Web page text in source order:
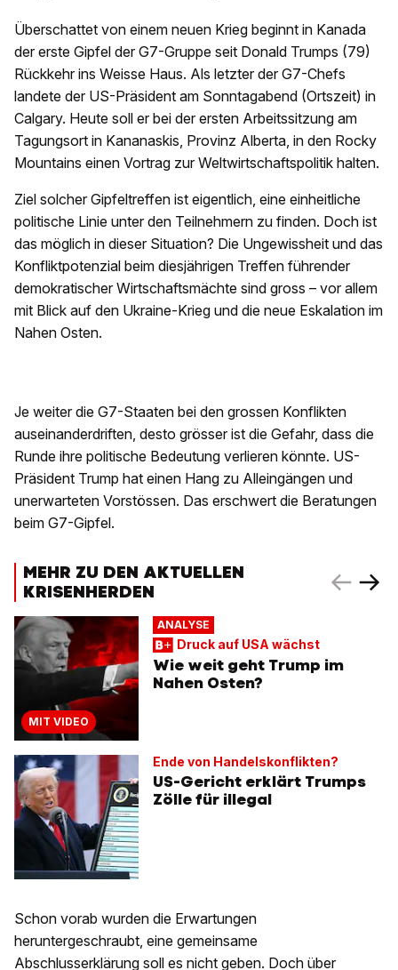
Überschattet von einem neuen Krieg beginnt in Kanada
der erste Gipfel der G7-Gruppe seit Donald Trumps (79)
Rückkehr ins Weisse Haus. Als letzter der G7-Chefs
landete der US-Präsident am Sonntagabend (Ortszeit) in
Calgary. Heute soll er bei der ersten Arbeitssitzung am
Tagungsort in Kananaskis, Provinz Alberta, in den Rocky
Mountains einen Vortrag zur Weltwirtschaftspolitik halten.
Ziel solcher Gipfeltreffen ist eigentlich, eine einheitliche
politische Linie unter den Teilnehmern zu finden. Doch ist
das möglich in dieser Situation? Die Ungewissheit und das
Konfliktpotenzial beim diesjährigen Treffen führender
demokratischer Wirtschaftsmächte sind gross – vor allem
mit Blick auf den Ukraine-Krieg und die neue Eskalation im
Nahen Osten.
Je weiter die G7-Staaten bei den grossen Konflikten
auseinanderdriften, desto grösser ist die Gefahr, dass die
Runde ihre politische Bedeutung verlieren könnte. US-
Präsident Trump hat einen Hang zu Alleingängen und
unerwarteten Vorstössen. Das erschwert die Beratungen
beim G7-Gipfel.
MEHR ZU DEN AKTUELLEN
KRISENHERDEN
MIT VIDEO
ANALYSE
Druck auf USA wächst
Wie weit geht Trump im
Nahen Osten?
Ende von Handelskonflikten?
US-Gericht erklärt Trumps
Zölle für illegal
Schon vorab wurden die Erwartungen
heruntergeschraubt, eine gemeinsame
Abschlusserklärung soll es nicht geben. Doch über